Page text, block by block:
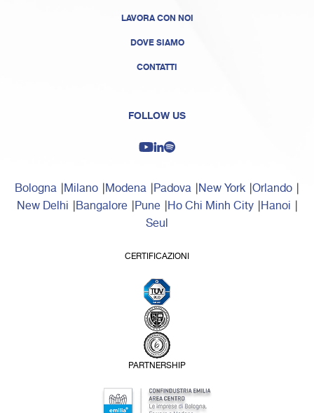
LAVORA CON NOI
DOVE SIAMO
CONTATTI
FOLLOW US
Bologna Milano Modena Padova New York Orlando
New Delhi Bangalore Pune Ho Chi Minh City Hanoi
Seul
CERTIFICAZIONI
PARTNERSHIP